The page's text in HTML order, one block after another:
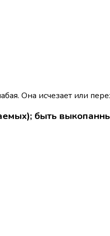
Она исчезает или
быть